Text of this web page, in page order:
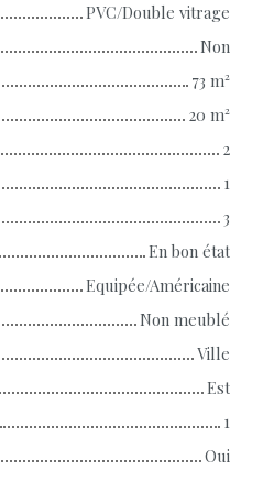
PVC/Double vitrage
Non
73 m²
20 m²
2
1
3
En bon état
Equipée/Américaine
Non meublé
Ville
Est
1
Oui